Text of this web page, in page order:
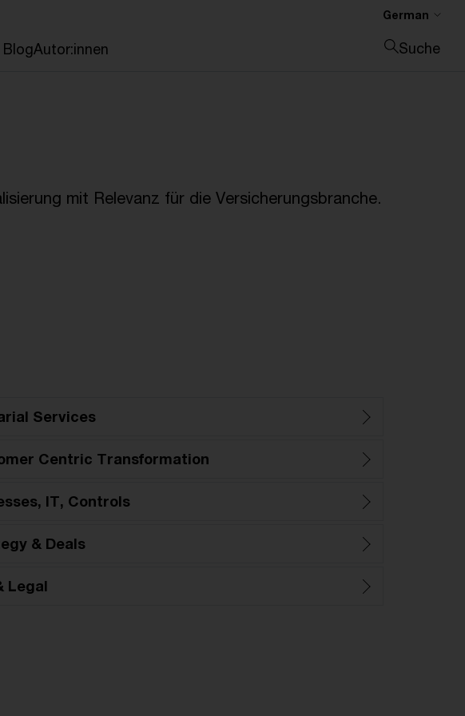
BlogAutor:innen
German
Suche
mit Relevanz für die Versicherungsbranche.
Services
Centric Transformation
IT, Controls
& Deals
Legal